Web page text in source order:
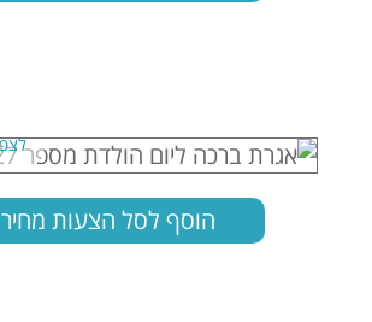
הוסף לסל הצעות מחיר